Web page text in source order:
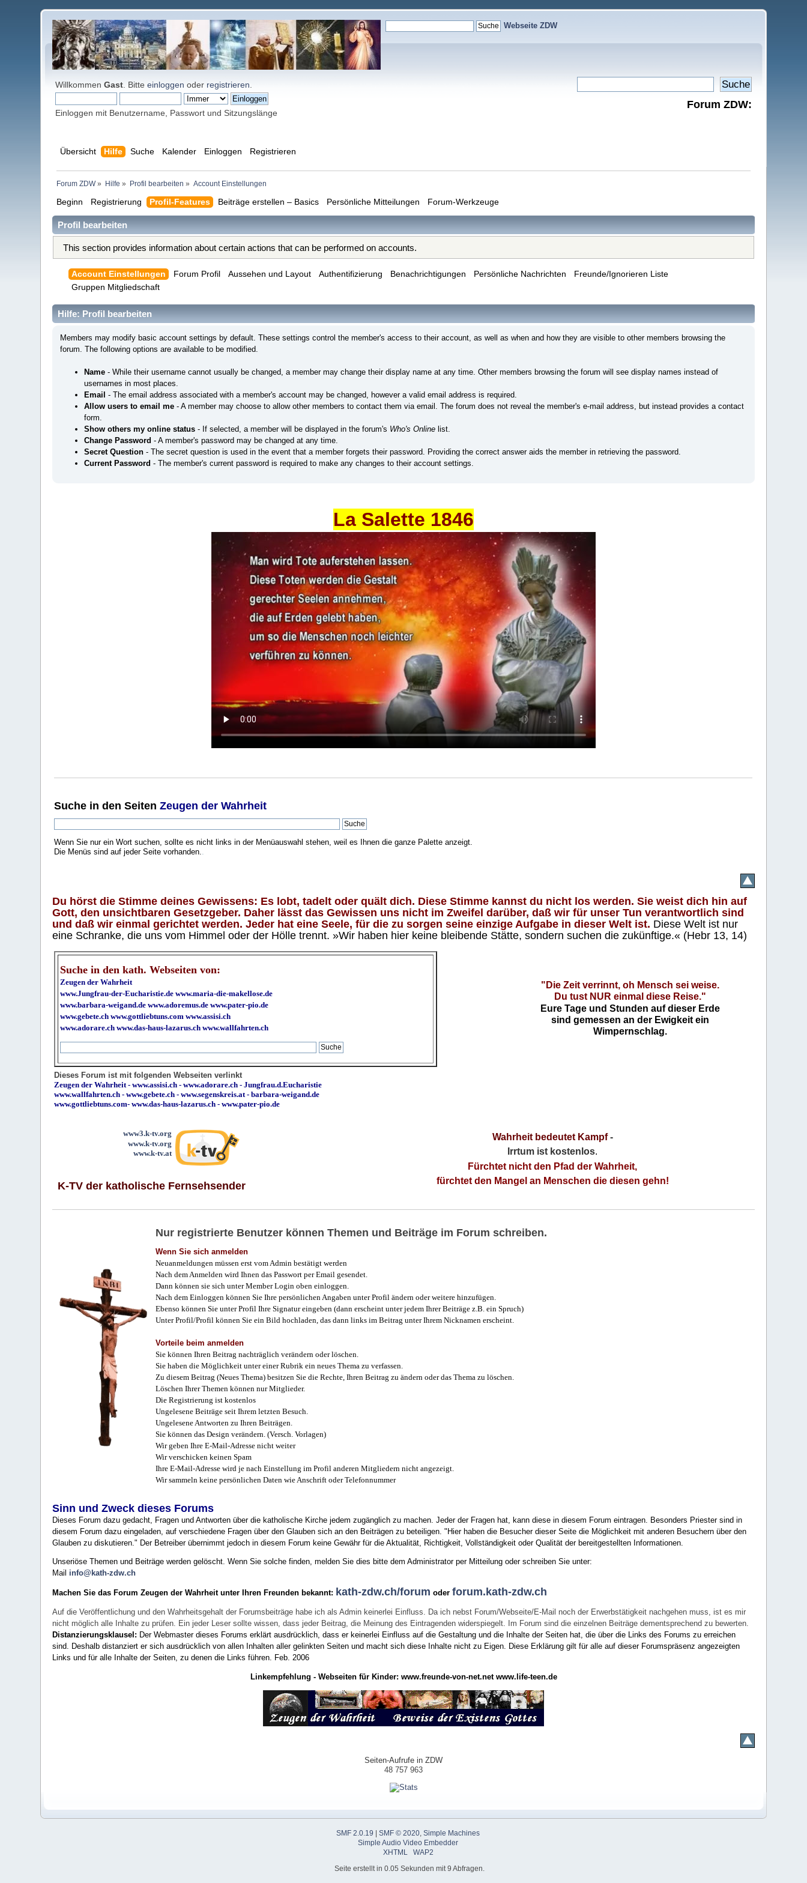
Webseite ZDW
WillkommenGast . Bitteeinloggen oder registrieren
Einloggen mit Benutzername, Passwort und Sitzungslänge
Forum ZDW:
Übersicht Hilfe Suche Kalender Einloggen Registrieren
Forum ZDW» Hilfe » Profil bearbeiten » Account Einstellungen
Beginn Registrierung Profil-Features Beiträge erstellen – Basics Persönliche Mitteilungen Forum-Werkzeuge
Profil bearbeiten
This section provides information about certain actions that can be performed on accounts.
Account Einstellungen Forum Profil Aussehen und Layout Authentifizierung Benachrichtigungen Persönliche Nachrichten
Freunde/Ignorieren Liste
Gruppen Mitgliedschaft
Hilfe: Profil bearbeiten
Members may modify basic account settings by default. These settings control the member's access to their account, as well as when and how they are visible to other members browsing the
forum. The following options are available to be modified.
Name - While their username cannot usually be changed, a member may change their display name at any time. Other members browsing the forum will see display names instead of
usernames in most places.
Email - The email address associated with a member's account may be changed, however a valid email address is required.
Allow users to email me - A member may choose to allow other members to contact them via email. The forum does not reveal the member's e-mail address, but instead provides a contact
form.
Show others my online status - If selected, a member will be displayed in the forum's Who's Online list.
Change Password - A member's password may be changed at any time.
Secret Question - The secret question is used in the event that a member forgets their password. Providing the correct answer aids the member in retrieving the password.
Current Password - The member's current password is required to make any changes to their account settings.
La Salette 1846
Suche in den SeitenZeugen der Wahrheit
Wenn Sie nur ein Wort suchen, sollte es nicht links in der Menüauswahl stehen, weil es Ihnen die ganze Palette anzeigt.
Die Menüs sind auf jeder Seite vorhanden.
Du hörst die Stimme deines Gewissens: Es lobt, tadelt oder quält dich. Diese Stimme kannst du nicht los werden. Sie weist dich hin auf
Gott, den unsichtbaren Gesetzgeber. Daher lässt das Gewissen uns nicht im Zweifel darüber, daß wir für unser Tun verantwortlich sind
und daß wir einmal gerichtet werden. Jeder hat eine Seele, für die zu sorgen seine einzige Aufgabe in dieser Welt ist. Diese Welt ist nur
eine Schranke, die uns vom Himmel oder der Hölle trennt. »Wir haben hier keine bleibende Stätte, sondern suchen die zukünftige.« (Hebr 13, 14)
Suche in den kath. Webseiten von:
Zeugen der Wahrheit
www.Jungfrau-der-Eucharistie.de www.maria-die-makellose.de
www.barbara-weigand.de www.adoremus.de www.pater-pio.de
www.gebete.ch www.gottliebtuns.com www.assisi.ch
www.adorare.ch www.das-haus-lazarus.ch www.wallfahrten.ch
"Die Zeit verrinnt, oh Mensch sei weise.
Du tust NUR einmal diese Reise."
Eure Tage und Stunden auf dieser Erde
sind gemessen an der Ewigkeit ein
Wimpernschlag.
Dieses Forum ist mit folgenden Webseiten verlinkt
Zeugen der Wahrheit -www.assisi.ch -www.adorare.ch -Jungfrau.d.Eucharistie
www.wallfahrten.ch -www.gebete.ch -www.segenskreis.at -barbara-weigand.de
www.gottliebtuns.com-www.das-haus-lazarus.ch - www.pater-pio.de
www3.k-tv.org
www.k-tv.org
www.k-tv.at
K-TV der katholische Fernsehsender
Wahrheit bedeutet Kampf-
Irrtum ist kostenlos.
Fürchtet nicht den Pfad der Wahrheit,
fürchtet den Mangel an Menschen die diesen gehn!
Nur registrierte Benutzer können Themen und Beiträge im Forum schreiben.
Wenn Sie sich anmelden
Neuanmeldungen müssen erst vom Admin bestätigt werden
Nach dem Anmelden wird Ihnen das Passwort per Email gesendet.
Dann können sie sich unter Member Login oben einloggen.
Nach dem Einloggen können Sie Ihre persönlichen Angaben unter Profil ändern oder weitere hinzufügen.
Ebenso können Sie unter Profil Ihre Signatur eingeben (dann erscheint unter jedem Ihrer Beiträge z.B. ein Spruch)
Unter Profil/Profil können Sie ein Bild hochladen, das dann links im Beitrag unter Ihrem Nicknamen erscheint.
Vorteile beim anmelden
Sie können Ihren Beitrag nachträglich verändern oder löschen.
Sie haben die Möglichkeit unter einer Rubrik ein neues Thema zu verfassen.
Zu diesem Beitrag (Neues Thema) besitzen Sie die Rechte, Ihren Beitrag zu ändern oder das Thema zu löschen.
Löschen Ihrer Themen können nur Mitglieder.
Die Registrierung ist kostenlos
Ungelesene Beiträge seit Ihrem letzten Besuch.
Ungelesene Antworten zu Ihren Beiträgen.
Sie können das Design verändern. (Versch. Vorlagen)
Wir geben Ihre E-Mail-Adresse nicht weiter
Wir verschicken keinen Spam
Ihre E-Mail-Adresse wird je nach Einstellung im Profil anderen Mitgliedern nicht angezeigt.
Wir sammeln keine persönlichen Daten wie Anschrift oder Telefonnummer
Sinn und Zweck dieses Forums
Dieses Forum dazu gedacht, Fragen und Antworten über die katholische Kirche jedem zugänglich zu machen. Jeder der Fragen hat, kann diese in diesem Forum eintragen. Besonders Priester sind in
diesem Forum dazu eingeladen, auf verschiedene Fragen über den Glauben sich an den Beiträgen zu beteiligen. "Hier haben die Besucher dieser Seite die Möglichkeit mit anderen Besuchern über den
Glauben zu diskutieren." Der Betreiber übernimmt jedoch in diesem Forum keine Gewähr für die Aktualität, Richtigkeit, Vollständigkeit oder Qualität der bereitgestellten Informationen.
Unseriöse Themen und Beiträge werden gelöscht. Wenn Sie solche finden, melden Sie dies bitte dem Administrator per Mitteilung oder schreiben Sie unter:
Mail info@kath-zdw.ch
Machen Sie das Forum Zeugen der Wahrheit unter Ihren Freunden bekannt: kath-zdw.ch/forum oderforum.kath-zdw.ch
Auf die Veröffentlichung und den Wahrheitsgehalt der Forumsbeiträge habe ich als Admin keinerlei Einfluss. Da ich nebst Forum/Webseite/E-Mail noch der Erwerbstätigkeit nachgehen muss, ist es mir
nicht möglich alle Inhalte zu prüfen. Ein jeder Leser sollte wissen, dass jeder Beitrag, die Meinung des Eintragenden widerspiegelt. Im Forum sind die einzelnen Beiträge dementsprechend zu bewerten.
Distanzierungsklausel: Der Webmaster dieses Forums erklärt ausdrücklich, dass er keinerlei Einfluss auf die Gestaltung und die Inhalte der Seiten hat, die über die Links des Forums zu erreichen
sind. Deshalb distanziert er sich ausdrücklich von allen Inhalten aller gelinkten Seiten und macht sich diese Inhalte nicht zu Eigen.
Diese Erklärung gilt für alle auf dieser Forumspräsenz angezeigten
Links und für alle Inhalte der Seiten, zu denen die Links führen.
Feb. 2006
Linkempfehlung - Webseiten für Kinder: www.freunde-von-net.net www.life-teen.de
Seiten-Aufrufe in ZDW
48 757 963
SMF 2.0.19 SMF © 2020 Simple Machines
Simple Audio Video Embedder
XHTML
WAP2
Seite erstellt in 0.05 Sekunden mit 9 Abfragen.